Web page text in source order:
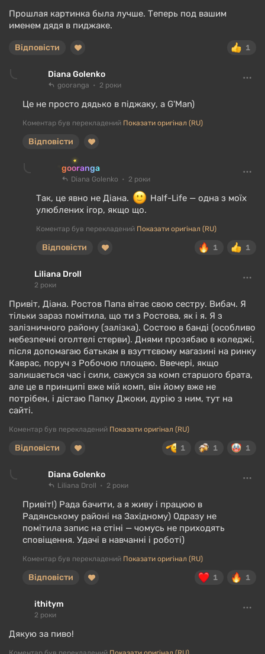
Прошлая картинка была лучше. Теперь под вашим
именем дядя в пиджаке.
1
Відповісти
Diana Golenko
gooranga 2 роки
Це не просто дядько в піджаку, а G'Man)
Коментар був перекладений Показати оригінал (RU)
Відповісти
gooranga
Diana Golenko 2 роки
Так, це явно не Діана.
Half-Life — одна з моїх
улюблених ігор, якщо що.
Коментар був перекладений Показати оригінал (RU)
1 1
Відповісти
Liliana Droll
2 роки
Привіт, Діана. Ростов Папа вітає свою сестру. Вибач. Я
тільки зараз помітила, що ти з Ростова, як і я. Я з
залізничного району (залізка). Состою в банді (особливо
небезпечні оголтелі стерви). Днями прозябаю в коледжі,
після допомагаю батькам в взуттєвому магазині на ринку
Каврас, поруч з Робочою площею. Ввечері, якщо
залишається час і сили, сажуся за комп старшого брата,
але це в принципі вже мій комп, він йому вже не
потрібен, і дістаю Папку Джоки, дурію з ним, тут на
сайті.
Коментар був перекладений Показати оригінал (RU)
1 1 1
Відповісти
Diana Golenko
Liliana Droll 2 роки
Привіт!) Рада бачити, а я живу і працюю в
Радянському районі на Західному) Одразу не
помітила запис на стіні — чомусь не приходять
сповіщення. Удачі в навчанні і роботі)
Коментар був перекладений Показати оригінал (RU)
1 1
Відповісти
ithitym
2 роки
Дякую за пиво!